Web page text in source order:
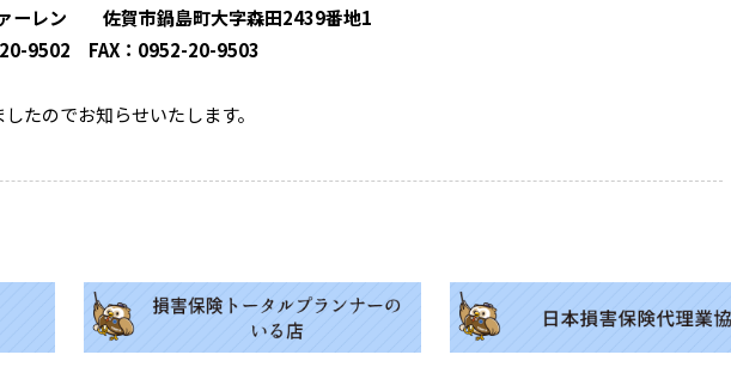
ーレン 佐賀市鍋島町大字森田2439番地1
9502 FAX：0952-20-9503
たのでお知らせいたします。